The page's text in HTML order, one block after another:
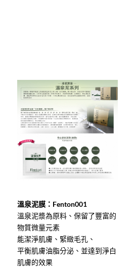
溫泉泥膜：Fenton001
溫泉泥漿為原料、保留了豐富的
物質微量元素
能潔淨肌膚、緊緻毛孔、
平衡肌膚油脂分泌、並達到淨白
肌膚的效果